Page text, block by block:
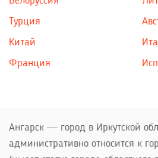
Турция
Китай
Франция
Ангарск — город в Иркутской
административно относится к